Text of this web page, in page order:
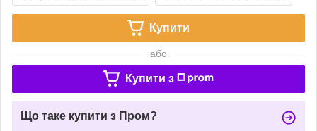
Купити
або
Купити з
Що таке купити з Пром?